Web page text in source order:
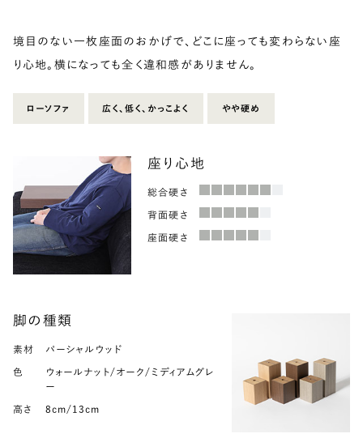
境目のない一枚座面のおかげで、どこに座っても変わらない座
り心地。横になっても全く違和感がありません。
ローソファ 広く、低く、かっこよく やや硬め
座り心地
総合硬さ
背面硬さ
座面硬さ
脚の種類
素材 パーシャルウッド
色
ウォールナット/オーク/ミディアムグレ
ー
高さ 8cm/13cm
素材 スチール
色 グレー